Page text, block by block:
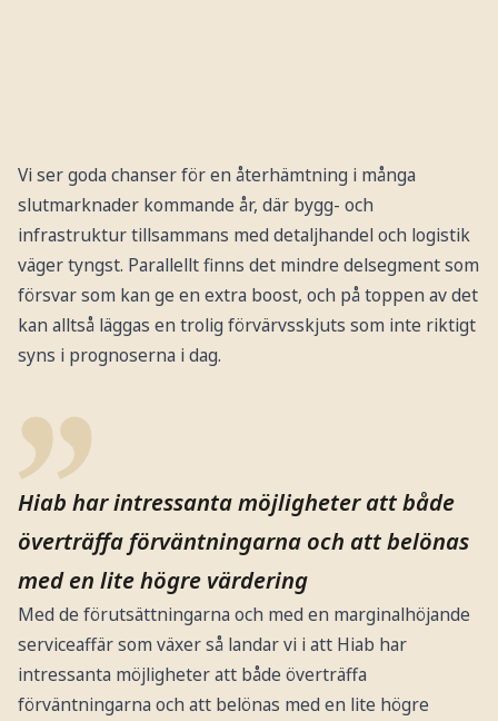
Vi ser goda chanser för en återhämtning i många
slutmarknader kommande år, där bygg- och
infrastruktur tillsammans med detaljhandel och logistik
väger tyngst. Parallellt finns det mindre delsegment som
försvar som kan ge en extra boost, och på toppen av det
kan alltså läggas en trolig förvärvsskjuts som inte riktigt
syns i prognoserna i dag.
Hiab har intressanta möjligheter att både
överträffa förväntningarna och att belönas
med en lite högre värdering
Med de förutsättningarna och med en marginalhöjande
serviceaffär som växer så landar vi i att Hiab har
intressanta möjligheter att både överträffa
förväntningarna och att belönas med en lite högre